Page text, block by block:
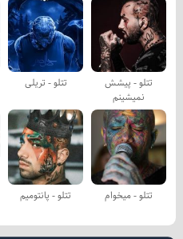
تتلو - پیشش
نمیشینم
تتلو - تریلی
تتلو - میخوام تتلو - پانتومیم